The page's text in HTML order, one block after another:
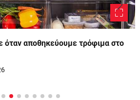
όταν αποθηκεύουμε τρόφιμα στο